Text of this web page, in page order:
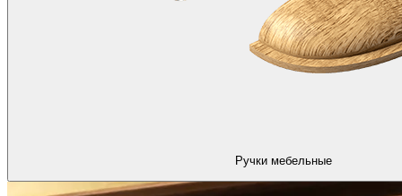
Ручки мебельные